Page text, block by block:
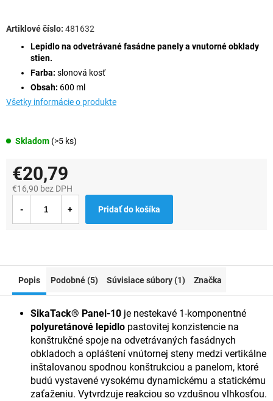
Skladom (>5 ks)
Lepidlo na odvetrávané fasádne panely a vnutorné obklady
stien.
Farba: slonová kosť
Obsah: 600 ml
Všetky informácie o produkte
481632
€20,79
€16,90 bez DPH
cena:
Pridať do košíka
Popis Podobné (5) Súvisiace súbory (1) Značka
SikaTack® Panel-10 je nestekavé 1-komponentné
polyuretánové lepidlo pastovitej konzistencie na
konštrukčné spoje na odvetrávaných fasádnych
obkladoch a opláštení vnútornej steny medzi vertikálne
inštalovanou spodnou konštrukciou a panelom, ktoré
budú vystavené vysokému dynamickému a statickému
zaťaženiu. Vytvrdzuje reakciou so vzdušnou vlhkosťou.